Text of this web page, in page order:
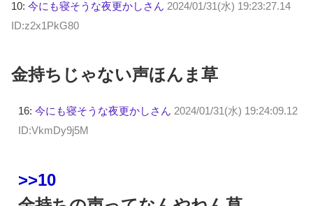
10: 今にも寝そうな夜更かしさん 2024/01/31(水) 19:23:27.14
ID:z2x1PkG80
金持ちじゃない声ほんま草
16: 今にも寝そうな夜更かしさん 2024/01/31(水) 19:24:09.12
ID:VkmDy9j5M
>>10